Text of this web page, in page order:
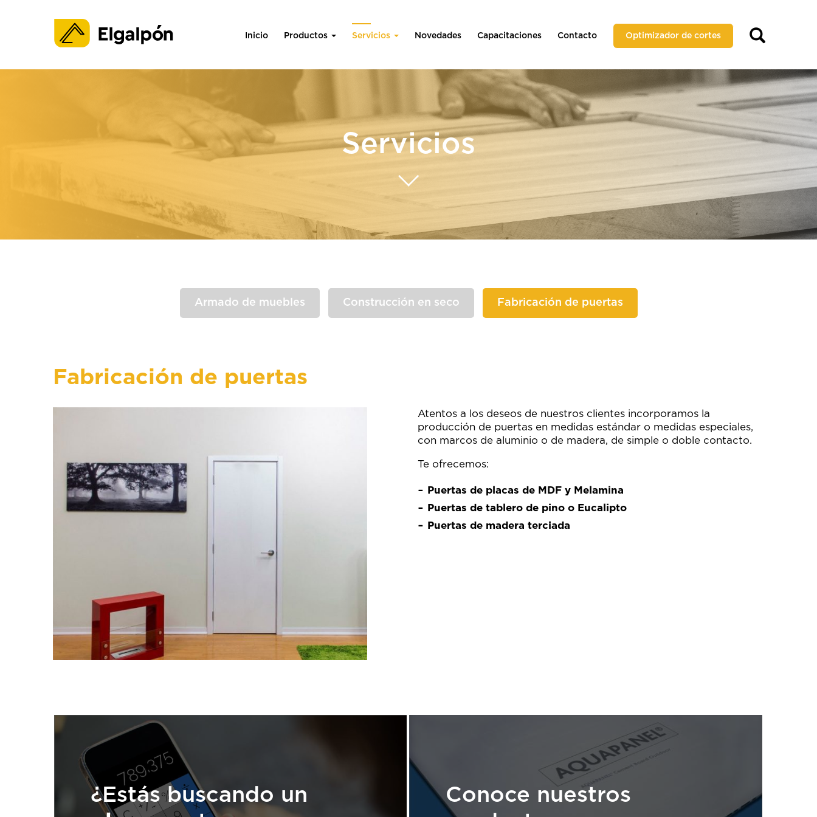
Inicio Productos Servicios Novedades Capacitaciones Contacto Optimizador de cortes
Servicios
Armado de muebles Construcción en seco Fabricación de puertas
Fabricación de puertas
Atentos a los deseos de nuestros clientes incorporamos la
producción de puertas en medidas estándar o medidas especiales,
con marcos de aluminio o de madera, de simple o doble contacto.
Te ofrecemos:
Puertas de placas de MDF y Melamina
Puertas de tablero de pino o Eucalipto
Puertas de madera terciada
¿Estás buscando un
Conoce nuestros